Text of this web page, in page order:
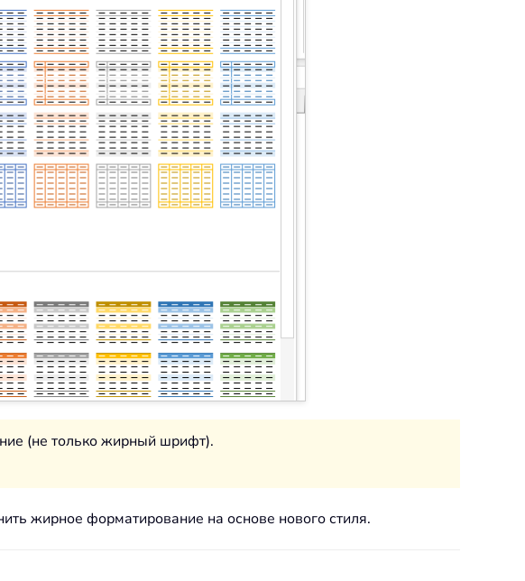
(не только жирный шрифт).
жирное форматирование на основе нового стиля.